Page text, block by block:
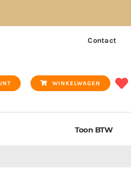
Contact
WINKELWAGEN
Toon BTW